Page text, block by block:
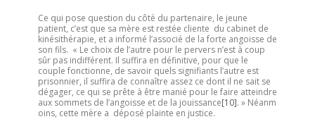
Ce qui pose question du côté du partenaire, le jeune
patient, c’est que sa mère est restée cliente du cabinet de
kinésithérapie, et a informé l’associé de la forte angoisse de
son fils. « Le choix de l’autre pour le pervers n’est à coup
sûr pas indifférent. Il suffira en définitive, pour que le
couple fonctionne, de savoir quels signifiants l’autre est
prisonnier, il suffira de connaître assez ce dont il ne sait se
dégager, ce qui se prête à être manié pour le faire atteindre
aux sommets de l’angoisse et de la jouissance[10]. » Néanm
oins, cette mère a déposé plainte en justice.